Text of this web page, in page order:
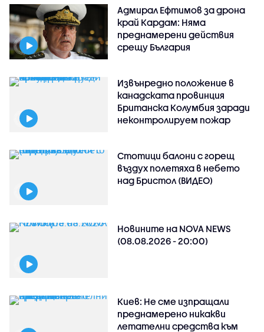
Адмирал Ефтимов за дрона
край Кардам: Няма
преднамерени действия
срещу България
Извънредно положение в
канадската провинция
Британска Колумбия заради
неконтролируем пожар
Стотици балони с горещ
въздух полетяха в небето
над Бристол (ВИДЕО)
Новините на NOVA NEWS
(08.08.2026 - 20:00)
Киев: Не сме изпращали
преднамерено никакви
летателни средства към